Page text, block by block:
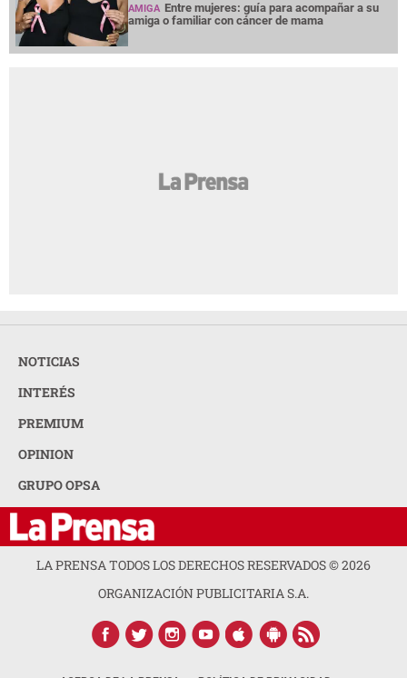
AMIGA Entre mujeres: guía para acompañar a su
amiga o familiar con cáncer de mama
NOTICIAS
INTERÉS
PREMIUM
OPINION
GRUPO OPSA
LA PRENSA TODOS LOS DERECHOS RESERVADOS ©2026
ORGANIZACIÓN PUBLICITARIA S.A.